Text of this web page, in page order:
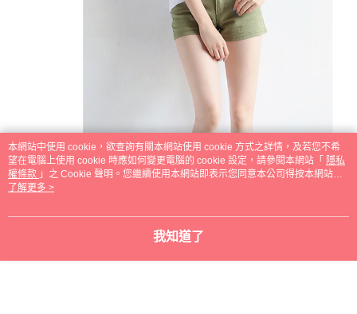
本網站中使用 cookie，欲查詢有關本網站使用 cookie 方式之詳情，及若您不希
望在電腦上使用 cookie 時應如何變更電腦的 cookie 設定，請參閱本網站「 隱私
權條款 」之 Cookie 聲明。您繼續使用本網站即表示您同意本公司得按本網站使
用條款之 Cookie 聲明使用 cookie。
了解更多 >
我知道了